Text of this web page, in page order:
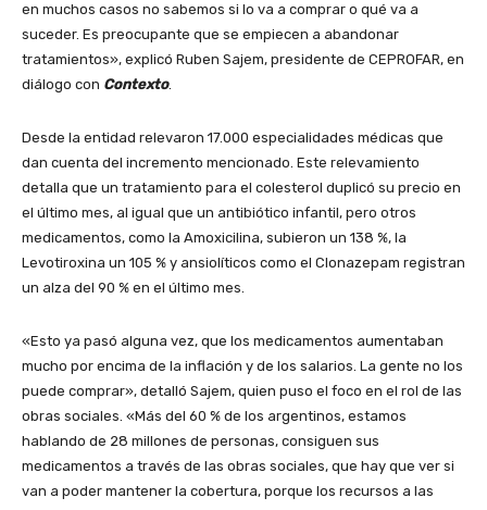
en muchos casos no sabemos si lo va a comprar o qué va a
suceder. Es preocupante que se empiecen a abandonar
tratamientos», explicó Ruben Sajem, presidente de CEPROFAR, en
diálogo con Contexto.
Desde la entidad relevaron 17.000 especialidades médicas que
dan cuenta del incremento mencionado. Este relevamiento
detalla que un tratamiento para el colesterol duplicó su precio en
el último mes, al igual que un antibiótico infantil, pero otros
medicamentos, como la Amoxicilina, subieron un 138 %, la
Levotiroxina un 105 % y ansiolíticos como el Clonazepam registran
un alza del 90 % en el último mes.
«Esto ya pasó alguna vez, que los medicamentos aumentaban
mucho por encima de la inflación y de los salarios. La gente no los
puede comprar», detalló Sajem, quien puso el foco en el rol de las
obras sociales. «Más del 60 % de los argentinos, estamos
hablando de 28 millones de personas, consiguen sus
medicamentos a través de las obras sociales, que hay que ver si
van a poder mantener la cobertura, porque los recursos a las